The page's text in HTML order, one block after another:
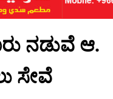
ನಡುವೆ ಆ.
ಸೇವೆ